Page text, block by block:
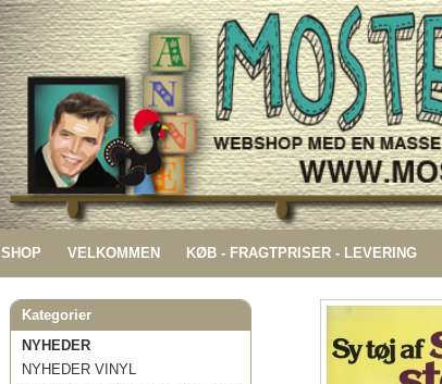
SHOP VELKOMMEN KØB - FRAGTPRISER - LEVERING
Kategorier
NYHEDER
NYHEDER VINYL